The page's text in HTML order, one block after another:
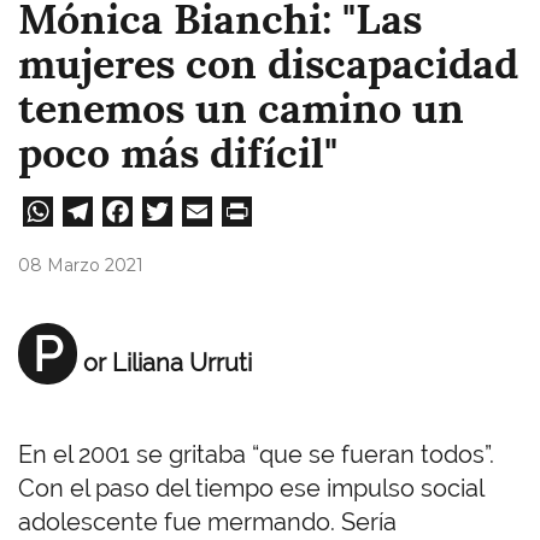
Mónica Bianchi: "Las
mujeres con discapacidad
tenemos un camino un
poco más difícil"
W
A
pp
Te
m
Fa
08 Marzo 2021
P or Liliana Urruti
En el 2001 se gritaba “que se fueran todos”.
Con el paso del tiempo ese impulso social
adolescente fue mermando. Sería